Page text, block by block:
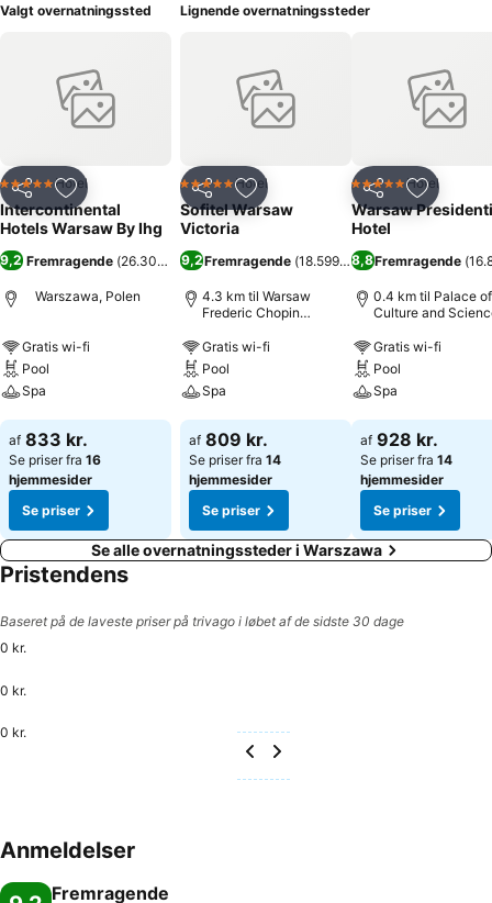
Valgt overnatningssted
Del Føj til favoritter
5 StjernerHotel
Intercontinental
Hotels Warsaw By Ihg
9,2 Fremragende (26.305 bedømmelser)
Warszawa, Polen
Gratis wi-fi
Pool
Spa
Se priser
af 833 kr.
Se priser fra 16
hjemmesider
Se priser
Lignende overnatningssteder
Del Føj til favoritter
5 StjernerHotel
Sofitel Warsaw
Victoria
9,2Fremragende (18.599 bedømmelser)
4.3 km til Warsaw
Frederic Chopin
Gratis wi-fi
Pool
Spa
Se priser
af 809 kr.
Se priser fra 14
hjemmesider
Se priser
Del Føj til
5 StjernerHotel
Warsaw
Hotel
8,8Fremragende (
0.4 km til Palace of
Culture and
Gratis wi-fi
Pool
Spa
Se priser
af 928 kr.
Se priser fra 14
hjemmesider
Se priser
Se alle overnatningssteder i Warszawa
Pristendens
Baseret på de laveste priser på trivago i løbet af de sidste 30 dage
0 kr.
0 kr.
0 kr.
Anmeldelser
Fremragende